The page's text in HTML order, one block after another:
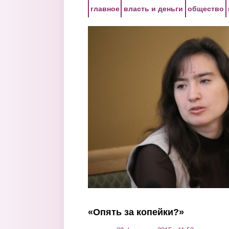
главное власть и деньги общество
«Опять за копейки?»